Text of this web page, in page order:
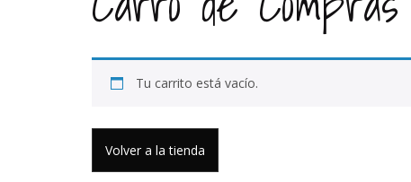
Tu carrito está vacío.
Volver a la tienda